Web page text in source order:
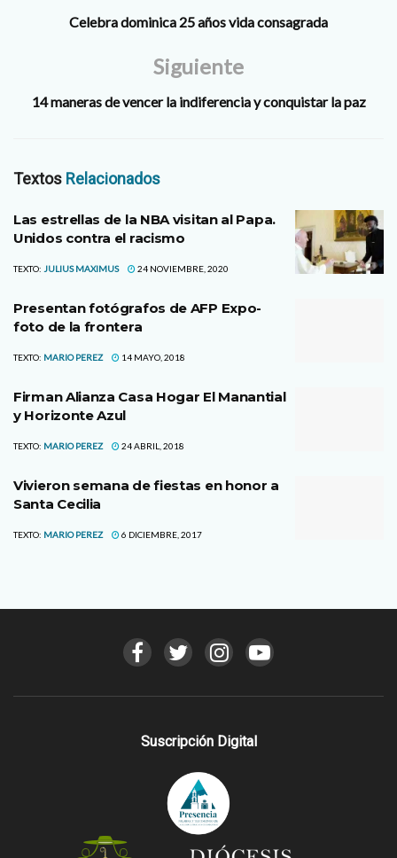
Celebra dominica 25 años vida consagrada
Siguiente
14 maneras de vencer la indiferencia y conquistar la paz
Textos Relacionados
Las estrellas de la NBA visitan al Papa.
Unidos contra el racismo
TEXTO: JULIUS MAXIMUS 24 NOVIEMBRE, 2020
Presentan fotógrafos de AFP Expo-
foto de la frontera
TEXTO: MARIO PEREZ 14 MAYO, 2018
Firman Alianza Casa Hogar El Manantial
y Horizonte Azul
TEXTO: MARIO PEREZ 24 ABRIL, 2018
Vivieron semana de fiestas en honor a
Santa Cecilia
TEXTO: MARIO PEREZ 6 DICIEMBRE, 2017
Suscripción Digital